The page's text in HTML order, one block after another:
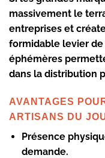
massivement le
entreprises et
formidable levier
éphémères
dans la distribution
AVANTAGES
ARTISANS DU
Présence
demande.